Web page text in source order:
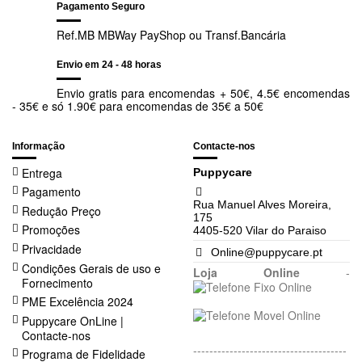
Pagamento Seguro
Ref.MB MBWay PayShop ou Transf.Bancária
Envio em 24 - 48 horas
Envio gratis para encomendas + 50€, 4.5€ encomendas
- 35€ e só 1.90€ para encomendas de 35€ a 50€
Informação
Entrega
Pagamento
Redução Preço
Promoções
Privacidade
Condições Gerais de uso e
Fornecimento
PME Excelência 2024
Puppycare OnLine |
Contacte-nos
Programa de Fidelidade
Contacte-nos
Puppycare
Rua Manuel Alves Moreira,
175
4405-520 Vilar do Paraiso
Online@puppycare.pt
Loja Online -
--------------------------------------